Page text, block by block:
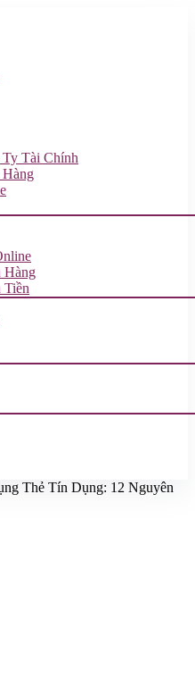
Tài Chính
Hàng
Tiền
Thẻ Tín Dụng: 12 Nguyên